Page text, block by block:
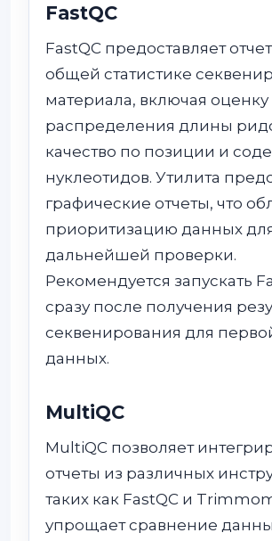
FastQC
FastQC предоставляет
общей статистике
материала, включая оценку
распределения длины
качество по позиции и
нуклеотидов. Утилита
графические отчеты, что
приоритизацию данных
дальнейшей проверки.
Рекомендуется запускать
сразу после получения
секвенирования для
данных.
MultiQC
MultiQC позволяет
отчеты из различных
таких как FastQC и
упрощает сравнение